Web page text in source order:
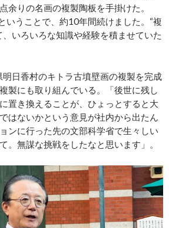
余りの名画の複製陶板を手掛けた。
いうことで、約10年間続けました。“複
いろいろな知識や経験を積ませていた
日香村のキトラ古墳壁画の複製を完成
製にも取り組んでいる。「後世に残し
置き換えることが、ひょっとすると大
はないかという意見が社内から出たん
ンに行った先の文部科学省で生々しい
。無謀な挑戦をしたなと思います」。